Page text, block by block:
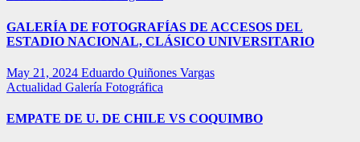
GALERÍA DE FOTOGRAFÍAS DE ACCESOS DEL
ESTADIO NACIONAL, CLÁSICO UNIVERSITARIO
May 21, 2024 Eduardo Quiñones Vargas
Actualidad Galería Fotográfica
EMPATE DE U. DE CHILE VS COQUIMBO